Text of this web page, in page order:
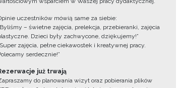
uczestników mówią same za siebie:
– świetne zajęcia, prelekcja, przebieranki, zajęcia
Dzieci były zachwycone, dziękujemy!”
zajęcia, pełne ciekawostek i kreatywnej pracy.
serdecznie!”
już trwają
do planowania wizyt oraz pobierania plików